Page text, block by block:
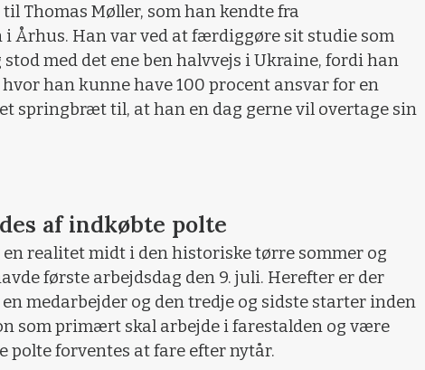
Thomas Møller, som han kendte fra
i Århus. Han var ved at færdiggøre sit studie som
med det ene ben halvvejs i Ukraine, fordi han
han kunne have 100 procent ansvar for en
springbræt til, at han en dag gerne vil overtage sin
af indkøbte polte
en realitet midt i den historiske tørre sommer og
første arbejdsdag den 9. juli. Herefter er der
medarbejder og den tredje og sidste starter inden
som primært skal arbejde i farestalden og være
polte forventes at fare efter nytår.